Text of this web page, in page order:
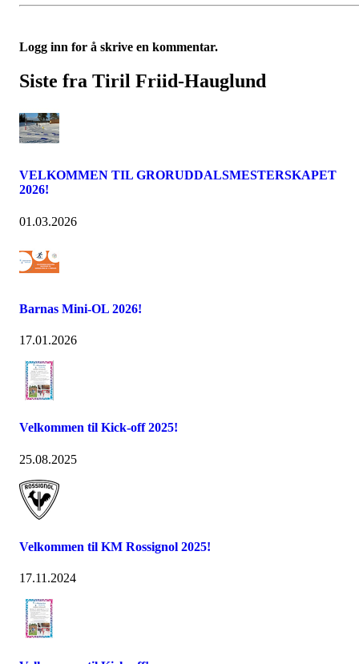
Logg inn for å skrive en kommentar.
Siste fra Tiril Friid-Hauglund
VELKOMMEN TIL GRORUDDALSMESTERSKAPET
2026!
01.03.2026
Barnas Mini-OL 2026!
17.01.2026
Velkommen til Kick-off 2025!
25.08.2025
Velkommen til KM Rossignol 2025!
17.11.2024